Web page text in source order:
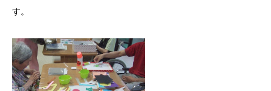
す。